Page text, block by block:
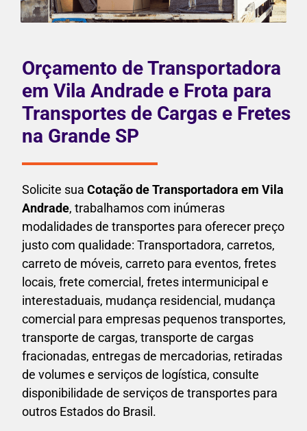
Orçamento de Transportadora
em Vila Andrade e Frota para
Transportes de Cargas e Fretes
na Grande SP
Solicite sua Cotação de Transportadora em Vila
Andrade, trabalhamos com inúmeras
modalidades de transportes para oferecer preço
justo com qualidade: Transportadora, carretos,
carreto de móveis, carreto para eventos, fretes
locais, frete comercial, fretes intermunicipal e
interestaduais, mudança residencial, mudança
comercial para empresas pequenos transportes,
transporte de cargas, transporte de cargas
fracionadas, entregas de mercadorias, retiradas
de volumes e serviços de logística, consulte
disponibilidade de serviços de transportes para
outros Estados do Brasil.